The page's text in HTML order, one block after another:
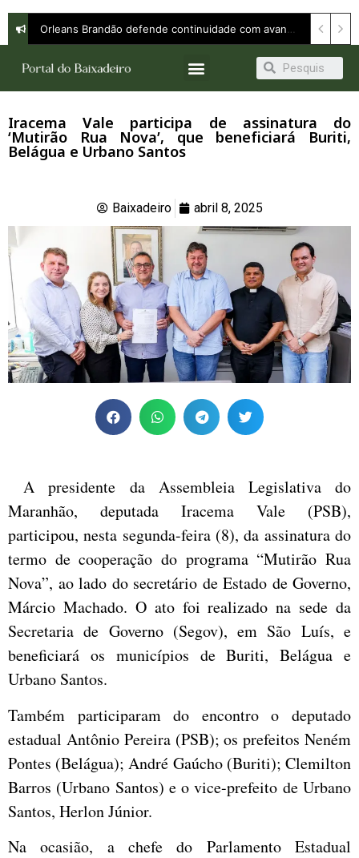
Iracema Vale participa de assinatura do
‘Mutirão Rua Nova’, que beneficiará Buriti,
Belágua e Urbano Santos
Baixadeiro abril 8, 2025
A presidente da Assembleia Legislativa do
Maranhão, deputada Iracema Vale (PSB),
participou, nesta segunda-feira (8), da assinatura do
termo de cooperação do programa “Mutirão Rua
Nova”, ao lado do secretário de Estado de Governo,
Márcio Machado. O ato foi realizado na sede da
Secretaria de Governo (Segov), em São Luís, e
beneficiará os municípios de Buriti, Belágua e
Urbano Santos.
Também participaram do encontro o deputado
estadual Antônio Pereira (PSB); os prefeitos Neném
Pontes (Belágua); André Gaúcho (Buriti); Clemilton
Barros (Urbano Santos) e o vice-prefeito de Urbano
Santos, Herlon Júnior.
Na ocasião, a chefe do Parlamento Estadual